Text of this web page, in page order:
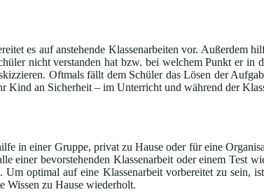
es auf anstehende Klassenarbeiten vor. Außerdem
nicht verstanden hat bzw. bei welchem Punkt er
Oftmals fällt dem Schüler das Lösen der
an Sicherheit – im Unterricht und während der
in einer Gruppe, privat zu Hause oder für eine
einer bevorstehenden Klassenarbeit oder einem Test
optimal auf eine Klassenarbeit vorbereitet zu sein,
Wissen zu Hause wiederholt.